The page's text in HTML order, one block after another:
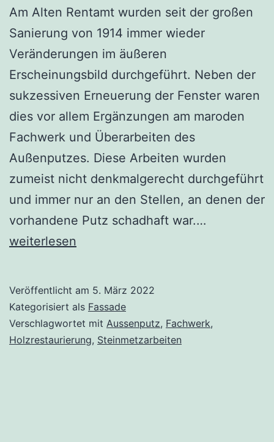
Am Alten Rentamt wurden seit der großen
Sanierung von 1914 immer wieder
Veränderungen im äußeren
Erscheinungsbild durchgeführt. Neben der
sukzessiven Erneuerung der Fenster waren
dies vor allem Ergänzungen am maroden
Fachwerk und Überarbeiten des
Außenputzes. Diese Arbeiten wurden
zumeist nicht denkmalgerecht durchgeführt
und immer nur an den Stellen, an denen der
vorhandene Putz schadhaft war.…
weiterlesen
Veröffentlicht am 5. März 2022
Kategorisiert als Fassade
Verschlagwortet mit Aussenputz, Fachwerk,
Holzrestaurierung, Steinmetzarbeiten